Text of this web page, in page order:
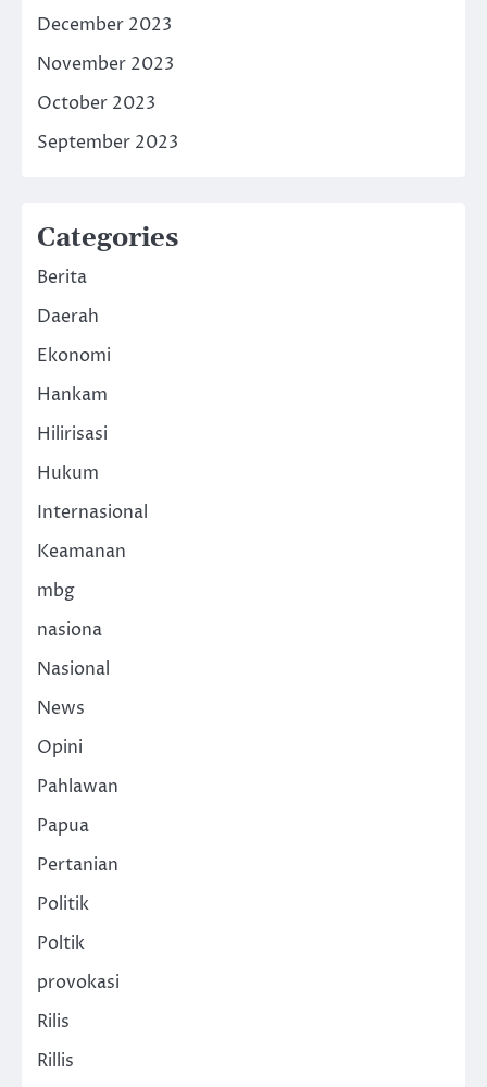
December 2023
November 2023
October 2023
September 2023
Categories
Berita
Daerah
Ekonomi
Hankam
Hilirisasi
Hukum
Internasional
Keamanan
mbg
nasiona
Nasional
News
Opini
Pahlawan
Papua
Pertanian
Politik
Poltik
provokasi
Rilis
Rillis